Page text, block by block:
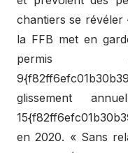
chantiers se révéler
la FFB met en
glissement
en 2020. « Sans